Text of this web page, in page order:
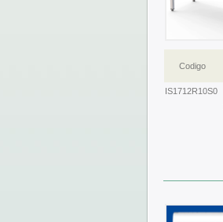
Codigo
IS1712R10S0